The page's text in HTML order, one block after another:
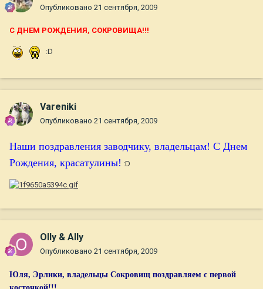
Опубликовано 21 сентября, 2009
C ДНЕМ РОЖДЕНИЯ, СОКРОВИЩА!!!
:D
Vareniki
Опубликовано 21 сентября, 2009
Наши поздравления заводчику, владельцам! С Днем
Рождения, красатулины! :D
Olly & Ally
Опубликовано 21 сентября, 2009
Юля, Эрлики, владельцы Сокровищ поздравляем с первой